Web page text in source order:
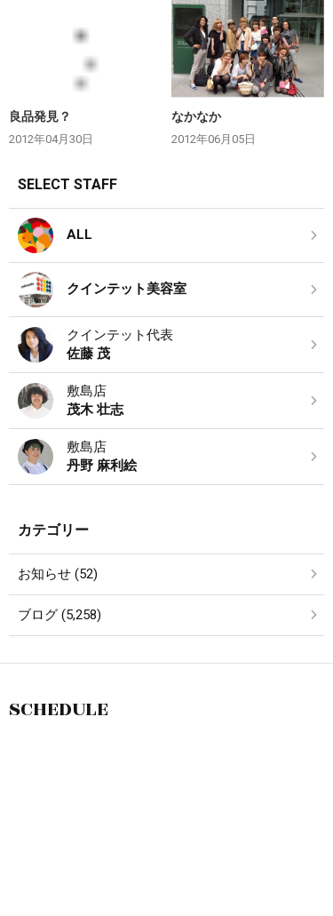
良品発見？
2012年04月30日
なかなか
2012年06月05日
SELECT STAFF
ALL
クインテット美容室
クインテット代表
佐藤 茂
敷島店
茂木 壮志
敷島店
丹野 麻利絵
カテゴリー
お知らせ (52)
ブログ (5,258)
SCHEDULE